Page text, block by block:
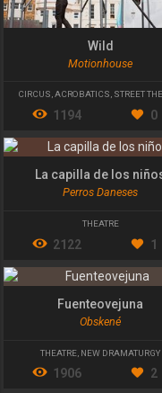
Wild
Motionhouse
CIRCUS,ACROBATICS, STREET
1194 0
La capilla de los
Perros Daneses
THEATRE
2122 1
Fuenteovejuna
Obskené
THEATRE NEW DRAMATURGY
1906 2